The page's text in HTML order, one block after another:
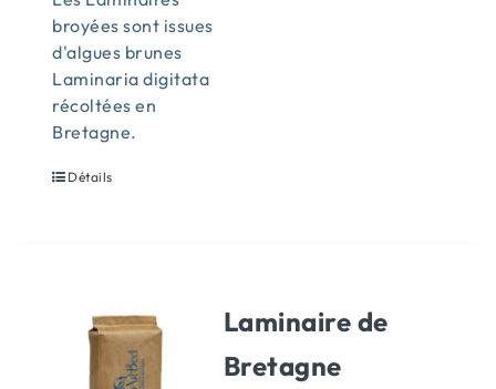
broyées sont issues
d'algues brunes
Laminaria digitata
récoltées en
Bretagne.
Détails
Laminaire de
Bretagne